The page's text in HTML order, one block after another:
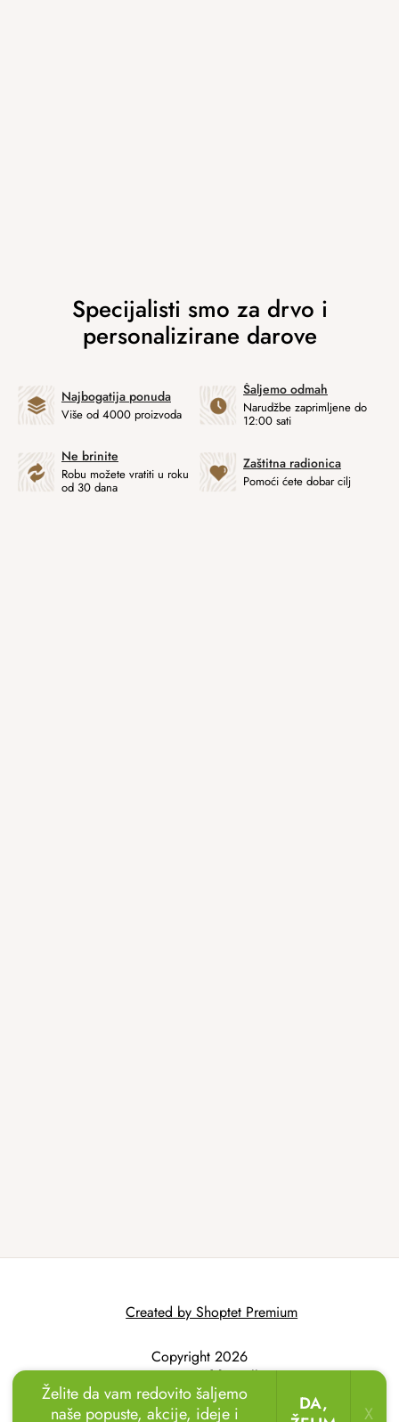
Najbogatija ponuda
Više od 4000 proizvoda
Šaljemo odmah
Narudžbe zaprimljene do
12:00 sati
Ne brinite
Robu možete vratiti u roku
od 30 dana
Zaštitna radionica
Pomoći ćete dobar cilj
Created by Shoptet Premium
Copyright 2026
AtmoWood.hr. All
rights reserved.
Želite da vam redovito šaljemo
naše popuste, akcije, ideje i
DA,
X